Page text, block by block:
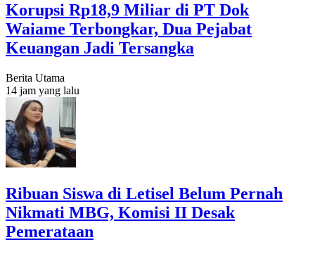
Korupsi Rp18,9 Miliar di PT Dok
Waiame Terbongkar, Dua Pejabat
Keuangan Jadi Tersangka
Berita Utama
14 jam yang lalu
Ribuan Siswa di Letisel Belum Pernah
Nikmati MBG, Komisi II Desak
Pemerataan